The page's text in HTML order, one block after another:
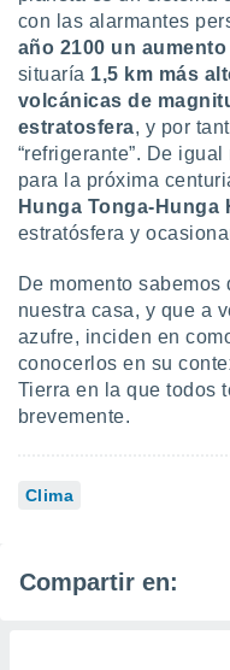
con las alarmantes
año 2100 un aumento
situaría 1,5 km más
volcánicas de
estratosfera, y por
“refrigerante”. De
para la próxima
Hunga Tonga-Hunga
estratósfera y
De momento
nuestra casa, y que a
azufre, inciden en
conocerlos en su
Tierra en la que todos
brevemente.
Clima
Compartir en: